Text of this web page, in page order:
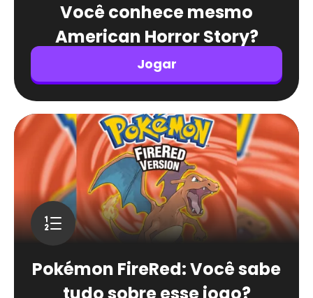
Você conhece mesmo
American Horror Story?
Jogar
Pokémon FireRed: Você sabe